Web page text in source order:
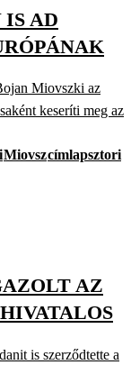
IS AD
Miovszki az
keseríti meg az
Miovszcímlapsztori
AZ
is szerződtette a